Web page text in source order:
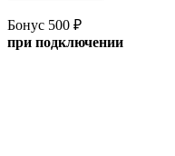
Бонус 500 ₽
при подключении